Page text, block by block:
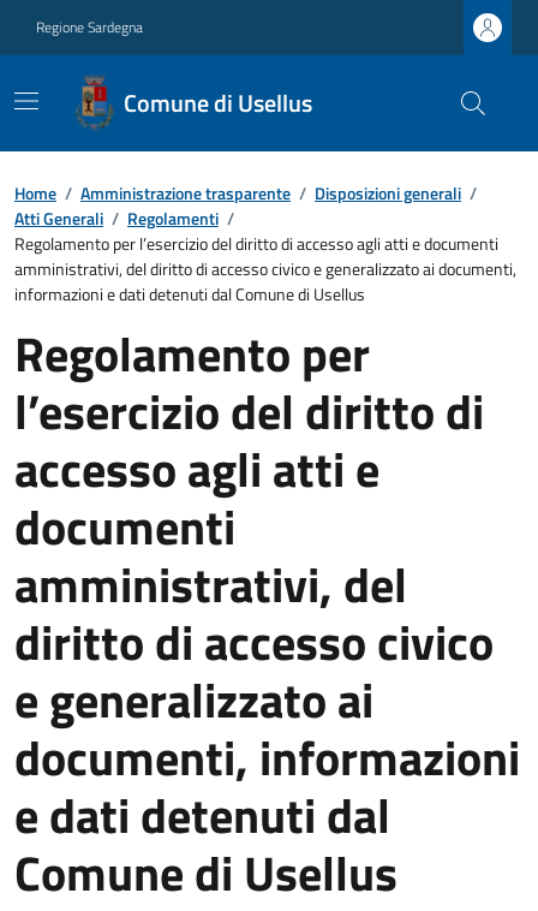
Regione Sardegna
Comune di Usellus
Home / Amministrazione trasparente / Disposizioni generali /
Atti Generali / Regolamenti /
Regolamento per l’esercizio del diritto di accesso agli atti e documenti
amministrativi, del diritto di accesso civico e generalizzato ai documenti,
informazioni e dati detenuti dal Comune di Usellus
Regolamento per
l’esercizio del diritto di
accesso agli atti e
documenti
amministrativi, del
diritto di accesso civico
e generalizzato ai
documenti, informazioni
e dati detenuti dal
Comune di Usellus